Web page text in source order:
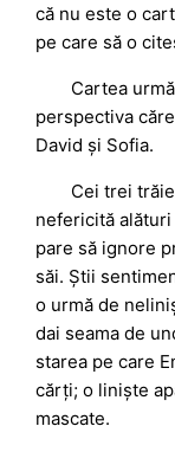
că nu este o
pe care să o
Cartea
perspectiva
David și Sofia.
Cei trei
nefericită alături
pare să ignore
săi. Știi
o urmă de
dai seama de
starea pe care
cărți; o liniște
mascate.